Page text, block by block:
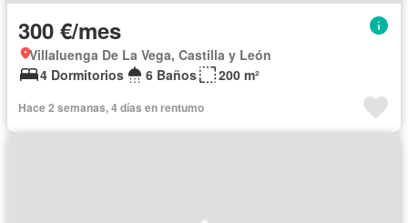
300 €/mes
Villaluenga De La Vega, Castilla y León
4 Dormitorios
6 Baños 200 m²
Hace 2 semanas, 4 días en rentumo